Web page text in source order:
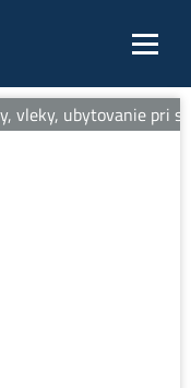
ubytovanie pri